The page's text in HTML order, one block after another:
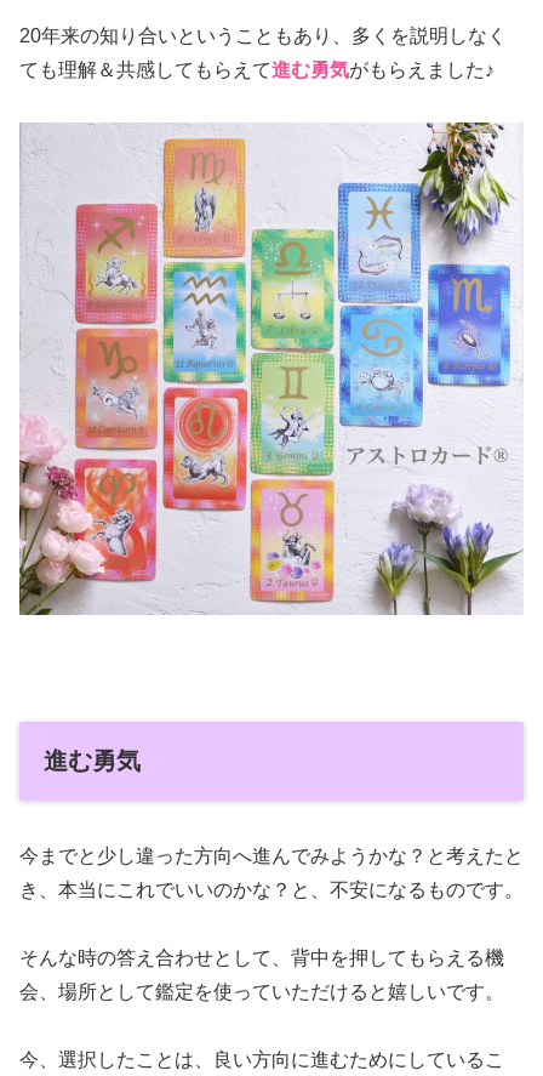
20年来の知り合いということもあり、多くを説明しなく
ても理解＆共感してもらえて進む勇気がもらえました♪
進む勇気
今までと少し違った方向へ進んでみようかな？と考えたと
き、本当にこれでいいのかな？と、不安になるものです。
そんな時の答え合わせとして、背中を押してもらえる機
会、場所として鑑定を使っていただけると嬉しいです。
今、選択したことは、良い方向に進むためにしているこ